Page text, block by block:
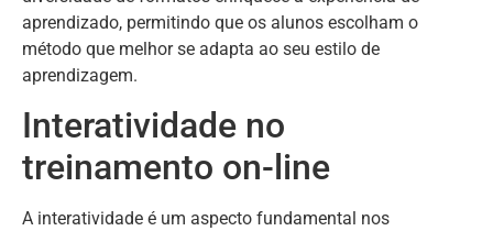
aprendizado, permitindo que os alunos escolham o
método que melhor se adapta ao seu estilo de
aprendizagem.
Interatividade no
treinamento on-line
A interatividade é um aspecto fundamental nos